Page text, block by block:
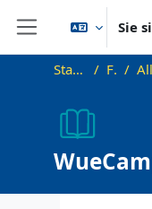
Website-
Sie
Startseite FAQ